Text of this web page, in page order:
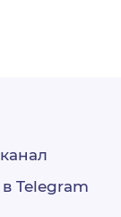
«О
Telegram